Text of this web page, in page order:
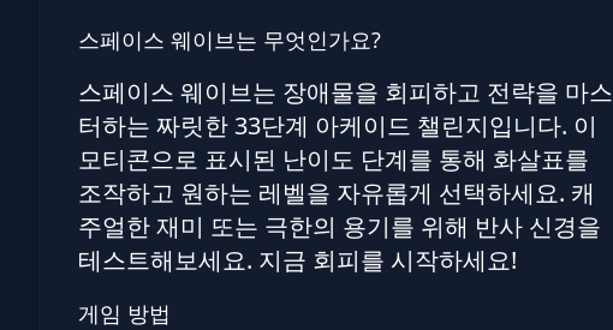
스페이스 웨이브는 무엇인가요?
스페이스 웨이브는 장애물을 회피하고 전략을 마스
터하는 짜릿한 33단계 아케이드 챌린지입니다. 이
모티콘으로 표시된 난이도 단계를 통해 화살표를
조작하고 원하는 레벨을 자유롭게 선택하세요. 캐
주얼한 재미 또는 극한의 용기를 위해 반사 신경을
테스트해보세요. 지금 회피를 시작하세요!
게임 방법